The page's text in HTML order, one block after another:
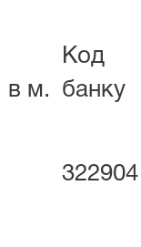
в м.
Код
банку
322904